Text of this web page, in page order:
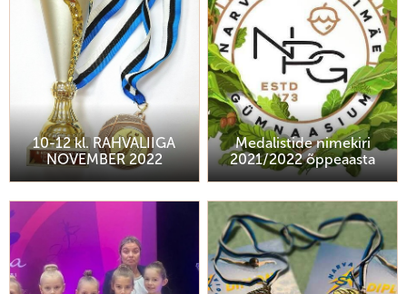
10-12 kl. RAHVALIIGA
NOVEMBER 2022
Medalistide nimekiri
2021/2022 õppeaasta